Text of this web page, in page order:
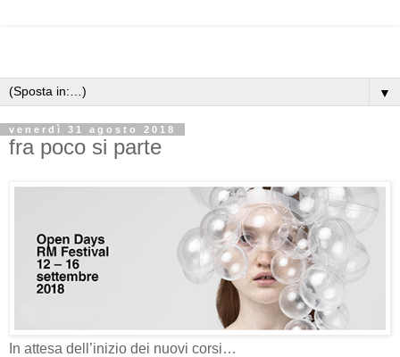
▼
venerdì 31 agosto 2018
fra poco si parte
In attesa dell’inizio dei nuovi corsi…